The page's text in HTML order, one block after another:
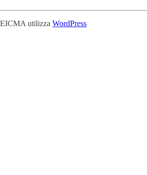
EICMA utilizza WordPress